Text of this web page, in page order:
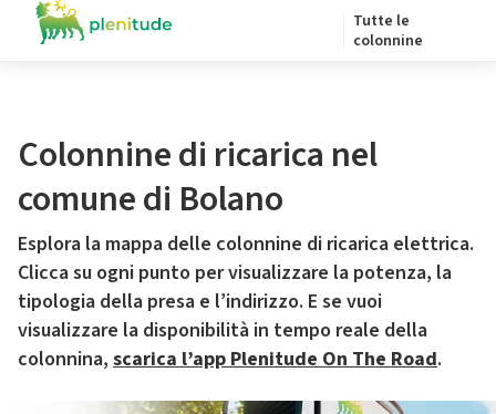
Tutte le
colonnine
Colonnine di ricarica nel
comune di Bolano
Esplora la mappa delle colonnine di ricarica elettrica.
Clicca su ogni punto per visualizzare la potenza, la
tipologia della presa e l’indirizzo. E se vuoi
visualizzare la disponibilità in tempo reale della
colonnina, scarica l’app Plenitude On The Road.